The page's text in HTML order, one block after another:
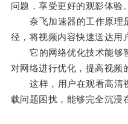
问题，享受更好的观影体验。
奈飞加速器的工作原理
径，将视频内容快速送达用
它的网络优化技术能够
对网络进行优化，提高视频
这样，用户在观看高清
载问题困扰，能够完全沉浸